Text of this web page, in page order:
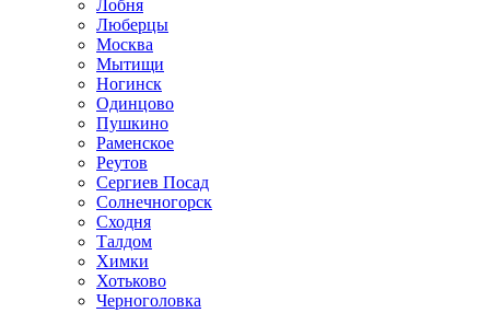
Лобня
Люберцы
Москва
Мытищи
Ногинск
Одинцово
Пушкино
Раменское
Реутов
Сергиев Посад
Солнечногорск
Сходня
Талдом
Химки
Хотьково
Черноголовка